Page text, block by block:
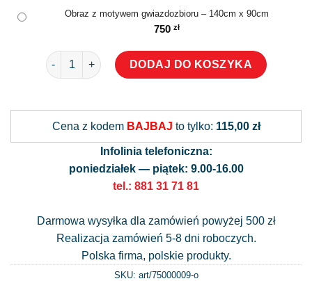
Obraz z motywem gwiazdozbioru – 140cm x 90cm
750 zł
ilość Obraz z motywem gwiazdozbioru
DODAJ DO KOSZYKA
Cena z kodem BAJBAJ to tylko: 115,00 zł
Infolinia telefoniczna:
poniedziałek — piątek: 9.00-16.00
tel.: 881 31 71 81
Darmowa wysyłka dla zamówień powyżej 500 zł
Realizacja zamówień 5-8 dni roboczych.
Polska firma, polskie produkty.
SKU: art/75000009-o